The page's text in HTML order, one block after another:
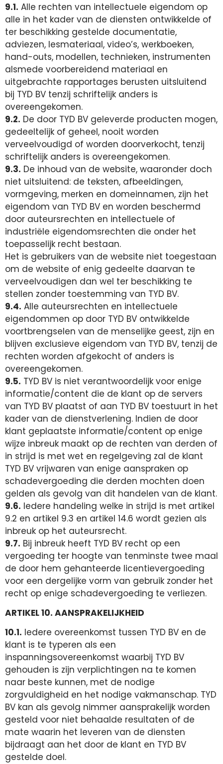
9.1. Alle rechten van intellectuele eigendom op
alle in het kader van de diensten ontwikkelde of
ter beschikking gestelde documentatie,
adviezen, lesmateriaal, video’s, werkboeken,
hand-outs, modellen, technieken, instrumenten
alsmede voorbereidend materiaal en
uitgebrachte rapportages berusten uitsluitend
bij TYD BV tenzij schriftelijk anders is
overeengekomen.
9.2. De door TYD BV geleverde producten mogen,
gedeeltelijk of geheel, nooit worden
verveelvoudigd of worden doorverkocht, tenzij
schriftelijk anders is overeengekomen.
9.3. De inhoud van de website, waaronder doch
niet uitsluitend: de teksten, afbeeldingen,
vormgeving, merken en domeinnamen, zijn het
eigendom van TYD BV en worden beschermd
door auteursrechten en intellectuele of
industriële eigendomsrechten die onder het
toepasselijk recht bestaan.
Het is gebruikers van de website niet toegestaan
om de website of enig gedeelte daarvan te
verveelvoudigen dan wel ter beschikking te
stellen zonder toestemming van TYD BV.
9.4. Alle auteursrechten en intellectuele
eigendommen op door TYD BV ontwikkelde
voortbrengselen van de menselijke geest, zijn en
blijven exclusieve eigendom van TYD BV, tenzij de
rechten worden afgekocht of anders is
overeengekomen.
9.5. TYD BV is niet verantwoordelijk voor enige
informatie/content die de klant op de servers
van TYD BV plaatst of aan TYD BV toestuurt in het
kader van de dienstverlening. Indien de door
klant geplaatste informatie/content op enige
wijze inbreuk maakt op de rechten van derden of
in strijd is met wet en regelgeving zal de klant
TYD BV vrijwaren van enige aanspraken op
schadevergoeding die derden mochten doen
gelden als gevolg van dit handelen van de klant.
9.6. Iedere handeling welke in strijd is met artikel
9.2 en artikel 9.3 en artikel 14.6 wordt gezien als
inbreuk op het auteursrecht.
9.7. Bij inbreuk heeft TYD BV recht op een
vergoeding ter hoogte van tenminste twee maal
de door hem gehanteerde licentievergoeding
voor een dergelijke vorm van gebruik zonder het
recht op enige schadevergoeding te verliezen.
ARTIKEL 10. AANSPRAKELIJKHEID
10.1. Iedere overeenkomst tussen TYD BV en de
klant is te typeren als een
inspanningsovereenkomst waarbij TYD BV
gehouden is zijn verplichtingen na te komen
naar beste kunnen, met de nodige
zorgvuldigheid en het nodige vakmanschap. TYD
BV kan als gevolg nimmer aansprakelijk worden
gesteld voor niet behaalde resultaten of de
mate waarin het leveren van de diensten
bijdraagt aan het door de klant en TYD BV
gestelde doel.